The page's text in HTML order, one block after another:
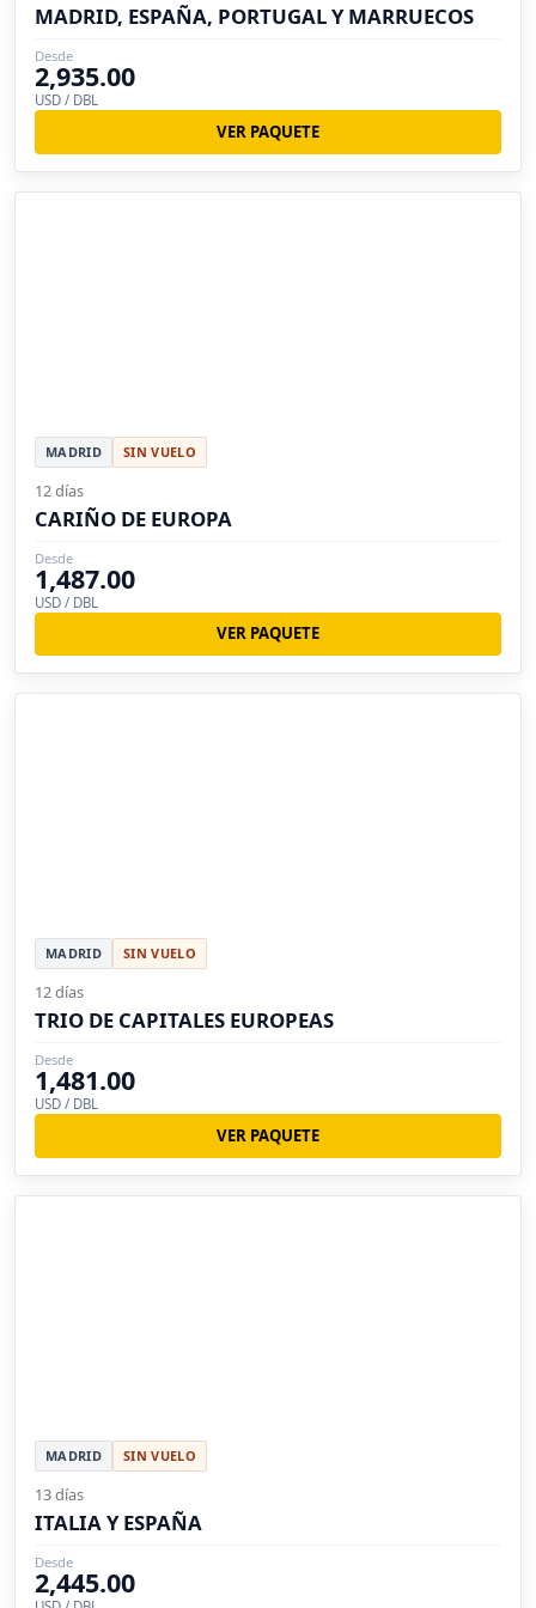
MADRID, ESPAÑA, PORTUGAL Y MARRUECOS
Desde
2,935.00
USD / DBL
VER PAQUETE
MADRID SIN VUELO
12 días
CARIÑO DE EUROPA
Desde
1,487.00
USD / DBL
VER PAQUETE
MADRID SIN VUELO
12 días
TRIO DE CAPITALES EUROPEAS
Desde
1,481.00
USD / DBL
VER PAQUETE
MADRID SIN VUELO
13 días
ITALIA Y ESPAÑA
Desde
2,445.00